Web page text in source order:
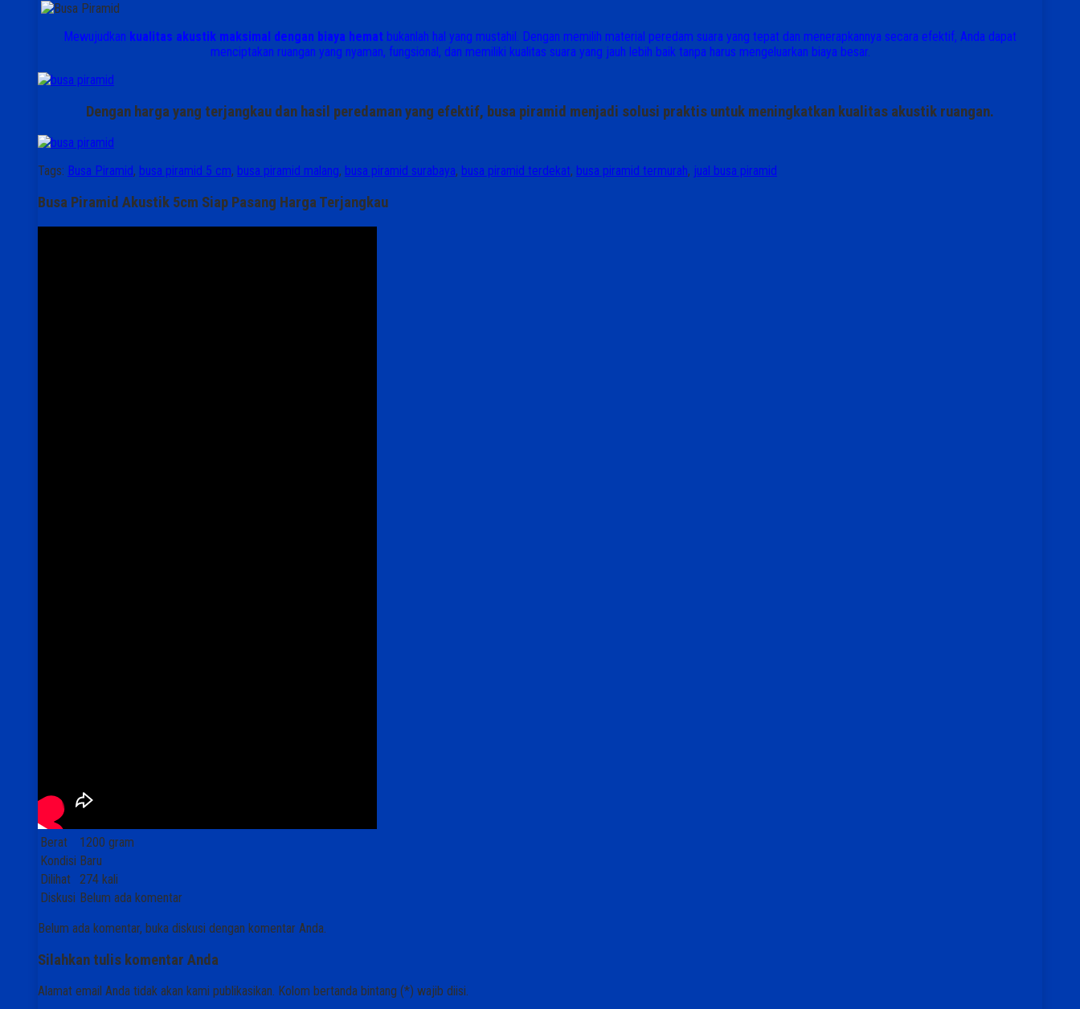
Mewujudkan kualitas akustik maksimal dengan biaya hemat bukanlah hal yang mustahil. Dengan memilih material peredam suara yang tepat dan menerapkannya secara efektif, Anda dapat
menciptakan ruangan yang nyaman, fungsional, dan memiliki kualitas suara yang jauh lebih baik tanpa harus mengeluarkan biaya besar.
Dengan harga yang terjangkau dan hasil peredaman yang efektif, busa piramid menjadi solusi praktis untuk meningkatkan kualitas akustik ruangan.
Tags: Busa Piramid, busa piramid 5 cm, busa piramid malang, busa piramid surabaya, busa piramid terdekat, busa piramid termurah, jual busa piramid
Busa Piramid Akustik 5cm Siap Pasang Harga Terjangkau
Berat
1200 gram
Kondisi Baru
Dilihat 274 kali
Diskusi Belum ada komentar
Belum ada komentar, buka diskusi dengan komentar Anda.
Silahkan tulis komentar Anda
Alamat email Anda tidak akan kami publikasikan. Kolom bertanda bintang (*) wajib diisi.